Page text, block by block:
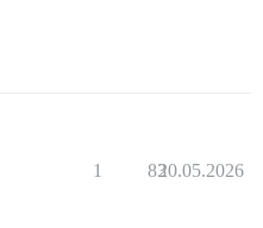
1 8320.05.2026